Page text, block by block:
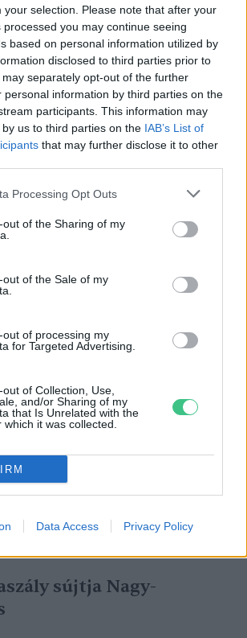
your selection. Please note that after your
you may continue seeing
based on personal information utilized by
disclosed to third parties prior to
separately opt-out of the further
personal information by third parties on the
participants. This information may
us to third parties on the IAB’s List of
that may further disclose it to other
Processing Opt Outs
out of the Sharing of my
out of the Sale of my
out of processing my
for Targeted Advertising.
of Collection, Use,
and/or Sharing of my
that Is Unrelated with the
it was collected.
Data Access Privacy Policy
gyönyörű növényekkel, így arborétumokkal
érdemes minél többet felkeresni.
programokkal várja a
a közönséget a 160 éves
Állatkert
BOLYGÓNK
magad őszibarack: itt vannak
lelőhelyek!
valósággá válhatnak az
sújtja Nagy-